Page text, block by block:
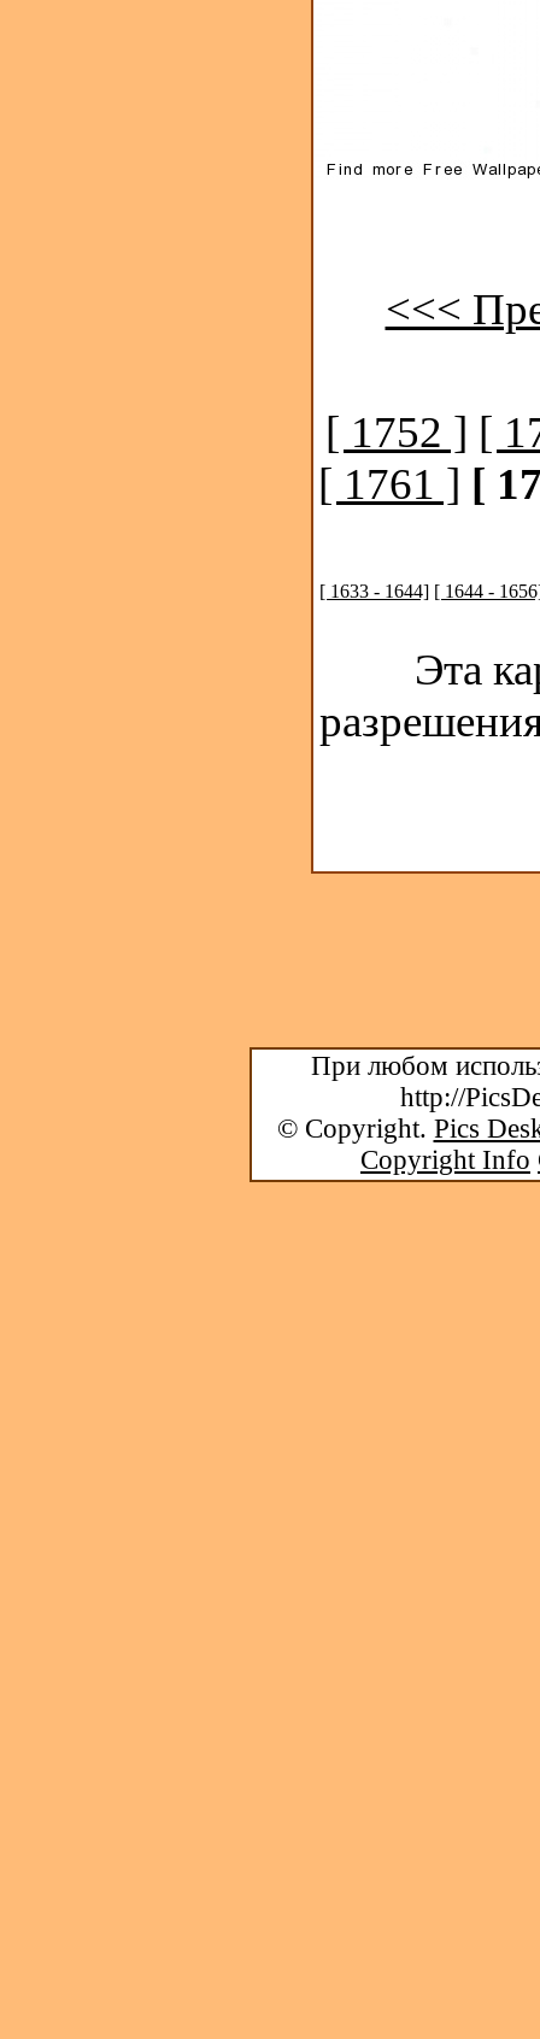
<<<
[ 1752 ] [
[ 1761 ] [
[ 1633 - 1644] [ 1644 -
Эта
При любом
http://
© Copyright. Pics
Copyright Info